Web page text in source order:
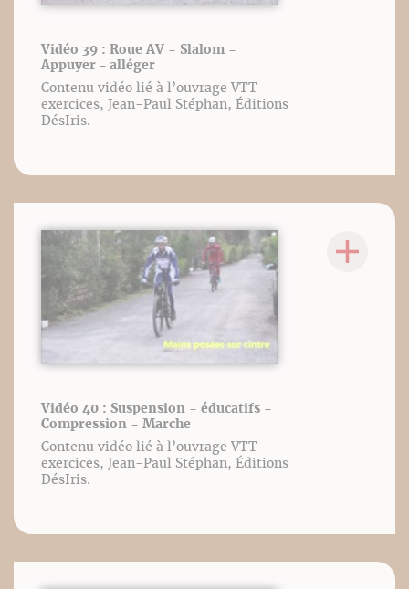
Vidéo 39 : Roue AV - Slalom -
Appuyer - alléger
Contenu vidéo lié à l’ouvrage VTT
exercices, Jean-Paul Stéphan, Éditions
DésIris.
Vidéo 40 : Suspension - éducatifs -
Compression - Marche
Contenu vidéo lié à l’ouvrage VTT
exercices, Jean-Paul Stéphan, Éditions
DésIris.